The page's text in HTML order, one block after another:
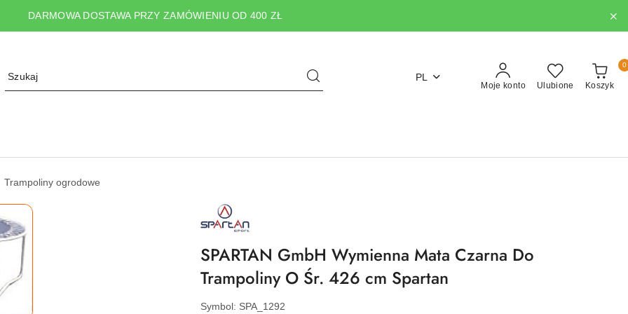
DARMOWA DOSTAWA PRZY ZAMÓWIENIU OD 400 ZŁ
PL
Moje konto Ulubione Koszyk
0
Trampoliny ogrodowe
NAZWA
PRODUCENTA:
SPARTAN
SPARTAN GmbH Wymienna Mata Czarna Do
Trampoliny O Śr. 426 cm Spartan
Symbol: SPA_1292